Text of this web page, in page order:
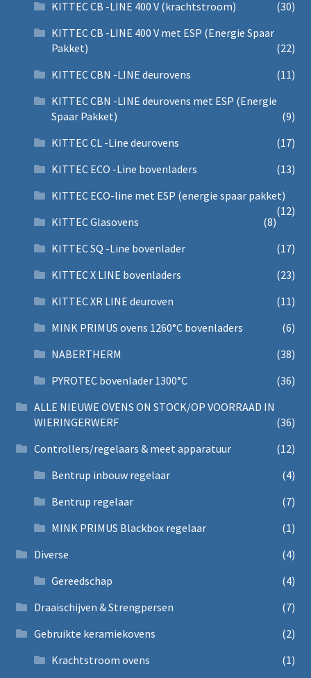
KITTEC CB -LINE 400 V (krachtstroom)
(30)
KITTEC CB -LINE 400 V met ESP (Energie Spaar
Pakket)
(22)
KITTEC CBN -LINE deurovens
(11)
KITTEC CBN -LINE deurovens met ESP (Energie
Spaar Pakket)
(9)
KITTEC CL -Line deurovens
(17)
KITTEC ECO -Line bovenladers
(13)
KITTEC ECO-line met ESP (energie spaar pakket)
(12)
KITTEC Glasovens
(8)
KITTEC SQ -Line bovenlader
(17)
KITTEC X LINE bovenladers
(23)
KITTEC XR LINE deuroven
(11)
MINK PRIMUS ovens 1260°C bovenladers
(6)
NABERTHERM
(38)
PYROTEC bovenlader 1300°C
(36)
ALLE NIEUWE OVENS ON STOCK/OP VOORRAAD IN
WIERINGERWERF
(36)
Controllers/regelaars & meet apparatuur
(12)
Bentrup inbouw regelaar
(4)
Bentrup regelaar
(7)
MINK PRIMUS Blackbox regelaar
(1)
Diverse
(4)
Gereedschap
(4)
Draaischijven & Strengpersen
(7)
Gebruikte keramiekovens
(2)
Krachtstroom ovens
(1)